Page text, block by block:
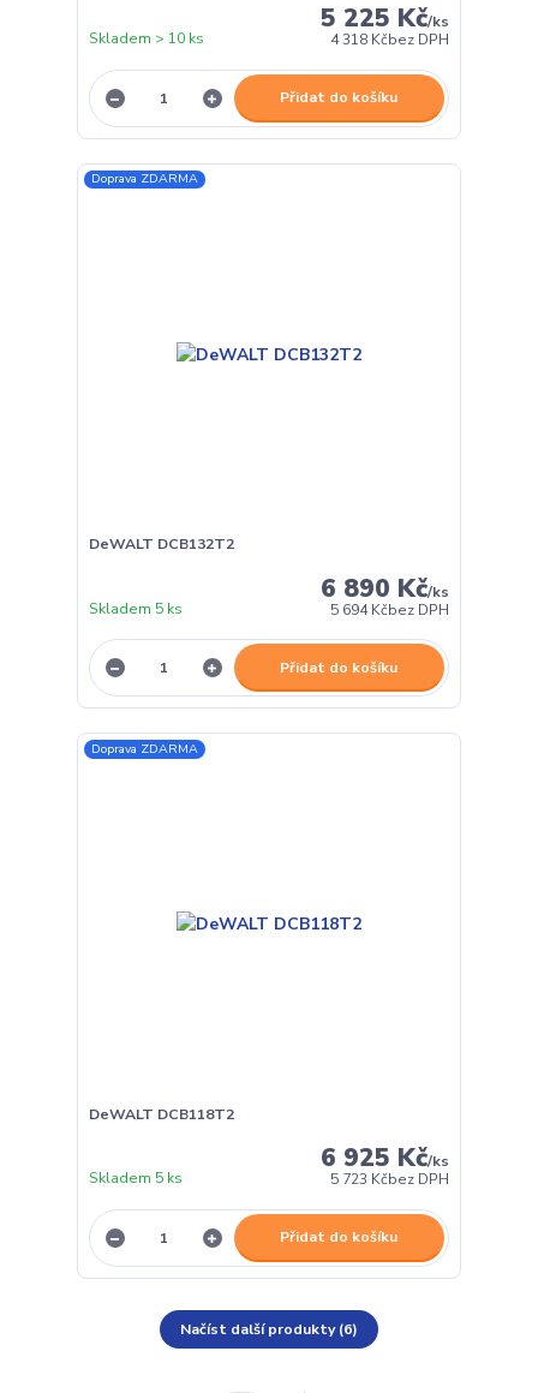
5 225 Kč/ks
4 318 Kčbez DPH
Skladem > 10 ks
Přidat do košíku
Doprava ZDARMA
DeWALT DCB132T2
6 890 Kč/ks
5 694 Kčbez DPH
Skladem 5 ks
Přidat do košíku
Doprava ZDARMA
DeWALT DCB118T2
6 925 Kč/ks
5 723 Kčbez DPH
Skladem 5 ks
Přidat do košíku
Načíst další produkty (6)